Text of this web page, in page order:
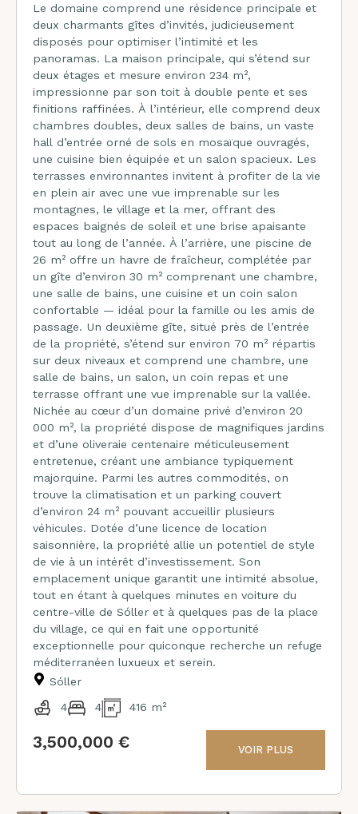
Le domaine comprend une résidence principale et
deux charmants gîtes d’invités, judicieusement
disposés pour optimiser l’intimité et les
panoramas. La maison principale, qui s’étend sur
deux étages et mesure environ 234 m²,
impressionne par son toit à double pente et ses
finitions raffinées. À l’intérieur, elle comprend deux
chambres doubles, deux salles de bains, un vaste
hall d’entrée orné de sols en mosaïque ouvragés,
une cuisine bien équipée et un salon spacieux. Les
terrasses environnantes invitent à profiter de la vie
en plein air avec une vue imprenable sur les
montagnes, le village et la mer, offrant des
espaces baignés de soleil et une brise apaisante
tout au long de l’année. À l’arrière, une piscine de
26 m² offre un havre de fraîcheur, complétée par
un gîte d’environ 30 m² comprenant une chambre,
une salle de bains, une cuisine et un coin salon
confortable — idéal pour la famille ou les amis de
passage. Un deuxième gîte, situé près de l’entrée
de la propriété, s’étend sur environ 70 m² répartis
sur deux niveaux et comprend une chambre, une
salle de bains, un salon, un coin repas et une
terrasse offrant une vue imprenable sur la vallée.
Nichée au cœur d’un domaine privé d’environ 20
000 m², la propriété dispose de magnifiques jardins
et d’une oliveraie centenaire méticuleusement
entretenue, créant une ambiance typiquement
majorquine. Parmi les autres commodités, on
trouve la climatisation et un parking couvert
d’environ 24 m² pouvant accueillir plusieurs
véhicules. Dotée d’une licence de location
saisonnière, la propriété allie un potentiel de style
de vie à un intérêt d’investissement. Son
emplacement unique garantit une intimité absolue,
tout en étant à quelques minutes en voiture du
centre-ville de Sóller et à quelques pas de la place
du village, ce qui en fait une opportunité
exceptionnelle pour quiconque recherche un refuge
méditerranéen luxueux et serein.
Sóller
4 4 416 m²
3,500,000 € VOIR PLUS